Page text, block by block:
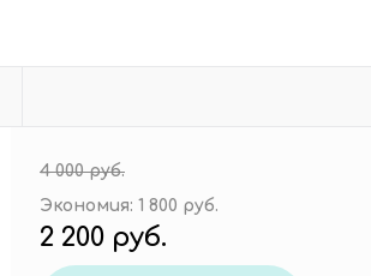
4 000 руб.
Экономия: 1 800 руб.
2 200 руб.